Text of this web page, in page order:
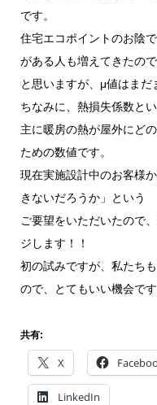
です。
住宅エコポイントのお陰
がある人も増えてきたの
と思いますが、μ値はまだ
ちなみに、熱損失係数とい
主に暖房の熱が屋外にど
ための数値です。
現在実施設計中のお客様
きないだろうか」という
ご要望をいただいたので
ジします！！
初の試みですが、私たち
ので、とてもいい機会です
共有:
X
LinkedIn